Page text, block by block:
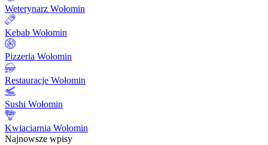
Weterynarz Wołomin
Kebab Wołomin
Pizzeria Wołomin
Restauracje Wołomin
Sushi Wołomin
Kwiaciarnia Wołomin
Najnowsze wpisy